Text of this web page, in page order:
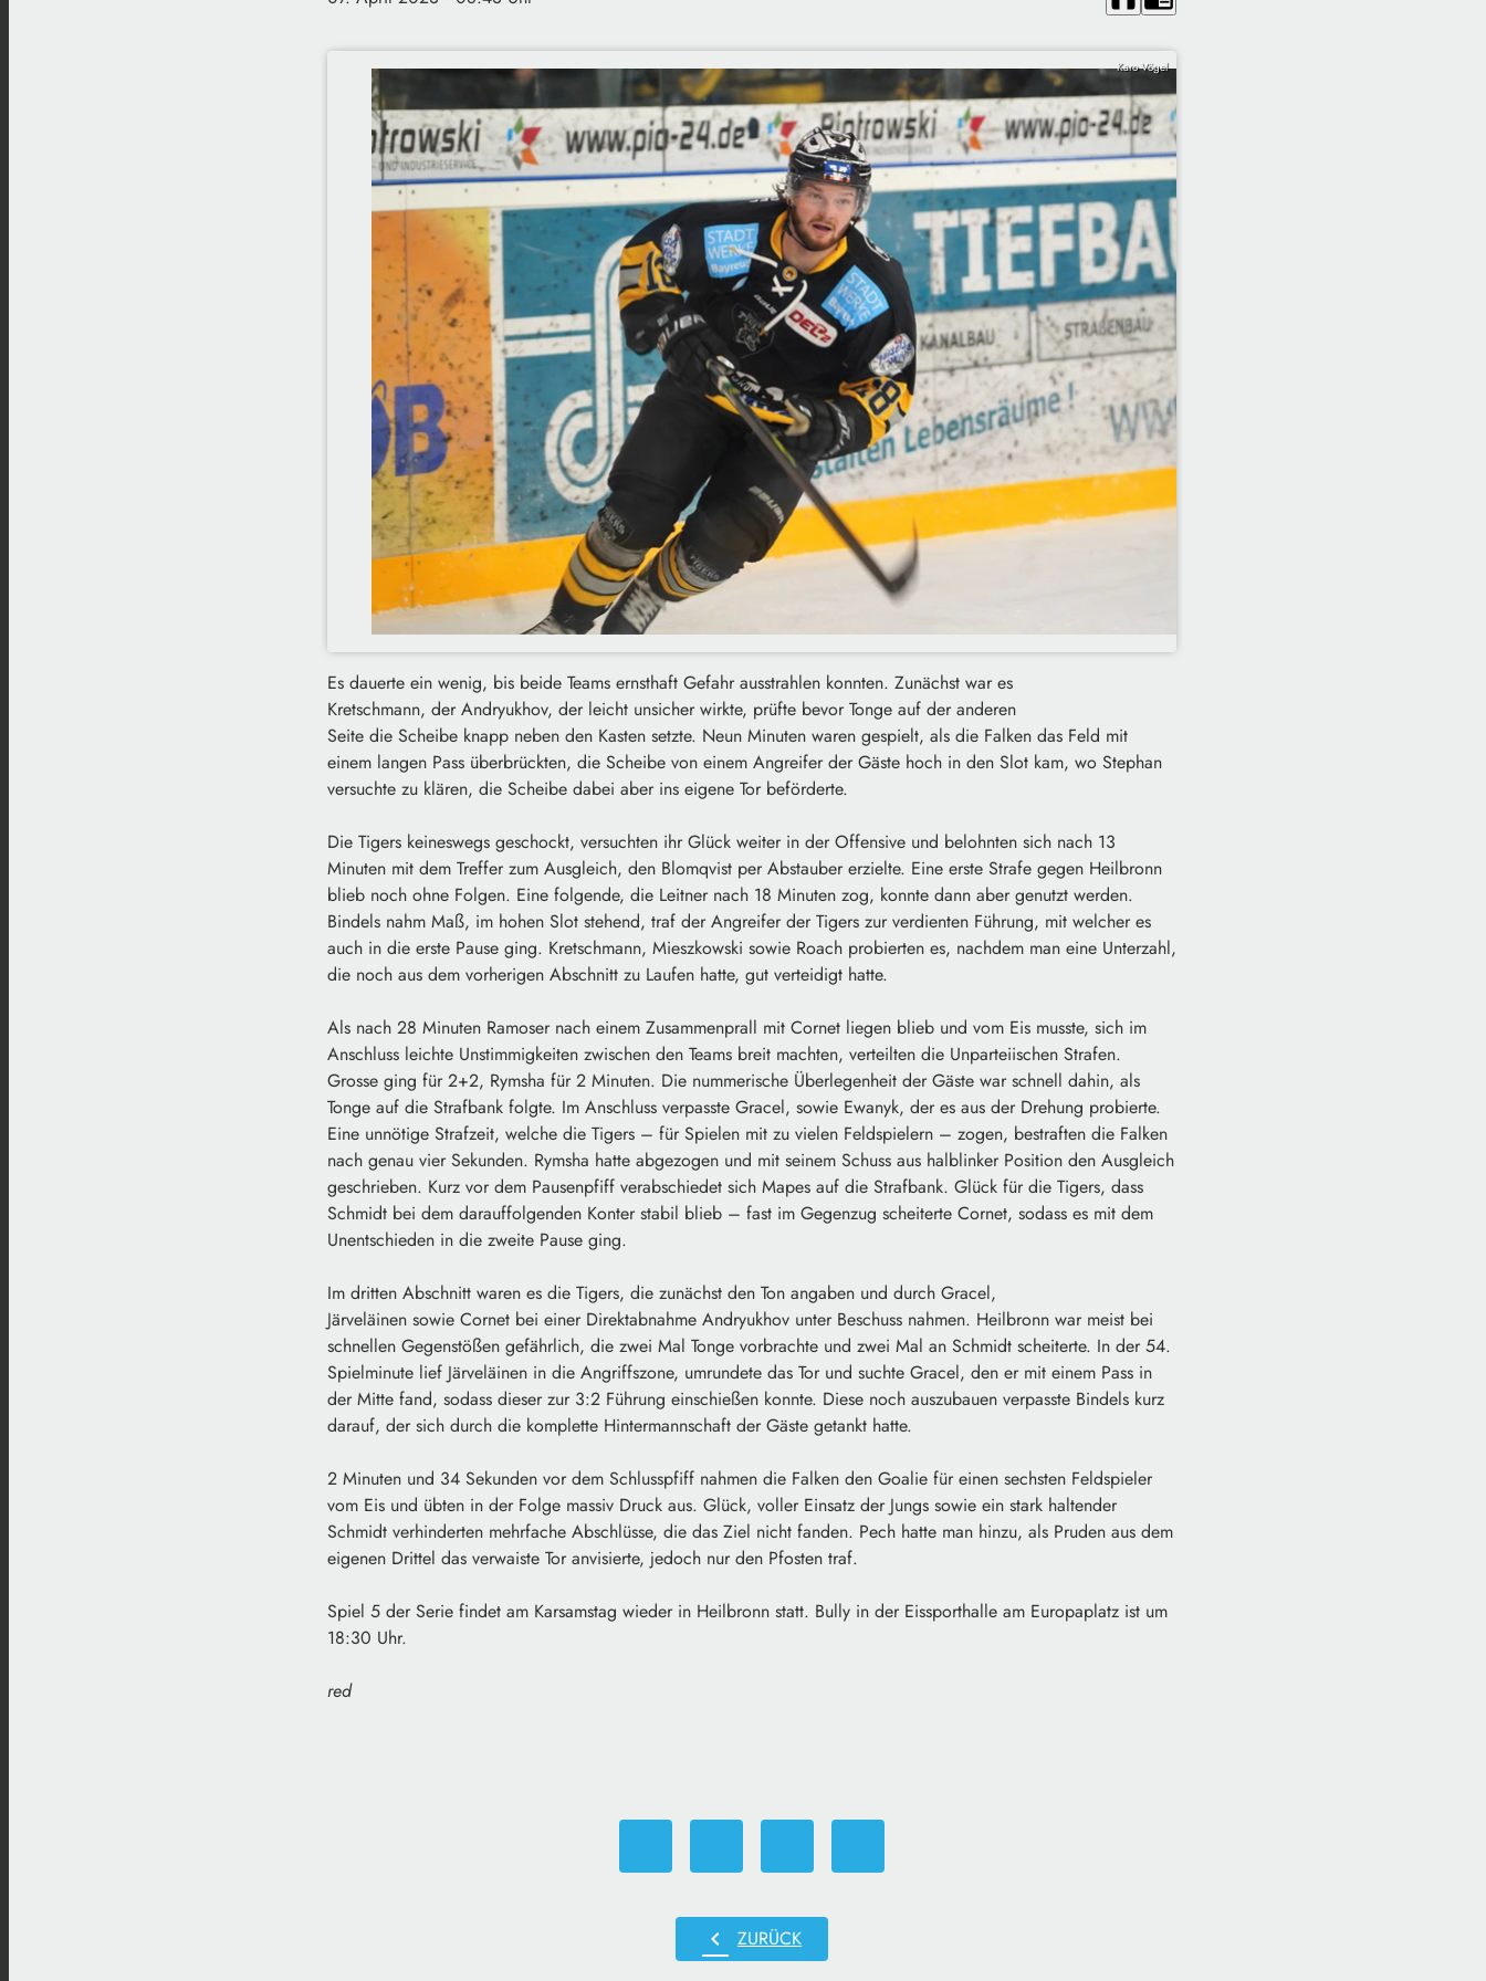
Karo Vögel
Es dauerte ein wenig, bis beide Teams ernsthaft Gefahr ausstrahlen konnten. Zunächst war es
Kretschmann, der Andryukhov, der leicht unsicher wirkte, prüfte bevor Tonge auf der anderen
Seite die Scheibe knapp neben den Kasten setzte. Neun Minuten waren gespielt, als die Falken das Feld mit
einem langen Pass überbrückten, die Scheibe von einem Angreifer der Gäste hoch in den Slot kam, wo Stephan
versuchte zu klären, die Scheibe dabei aber ins eigene Tor beförderte.
Die Tigers keineswegs geschockt, versuchten ihr Glück weiter in der Offensive und belohnten sich nach 13
Minuten mit dem Treffer zum Ausgleich, den Blomqvist per Abstauber erzielte. Eine erste Strafe gegen Heilbronn
blieb noch ohne Folgen. Eine folgende, die Leitner nach 18 Minuten zog, konnte dann aber genutzt werden.
Bindels nahm Maß, im hohen Slot stehend, traf der Angreifer der Tigers zur verdienten Führung, mit welcher es
auch in die erste Pause ging. Kretschmann, Mieszkowski sowie Roach probierten es, nachdem man eine Unterzahl,
die noch aus dem vorherigen Abschnitt zu Laufen hatte, gut verteidigt hatte.
Als nach 28 Minuten Ramoser nach einem Zusammenprall mit Cornet liegen blieb und vom Eis musste, sich im
Anschluss leichte Unstimmigkeiten zwischen den Teams breit machten, verteilten die Unparteiischen Strafen.
Grosse ging für 2+2, Rymsha für 2 Minuten. Die nummerische Überlegenheit der Gäste war schnell dahin, als
Tonge auf die Strafbank folgte. Im Anschluss verpasste Gracel, sowie Ewanyk, der es aus der Drehung probierte.
Eine unnötige Strafzeit, welche die Tigers – für Spielen mit zu vielen Feldspielern – zogen, bestraften die Falken
nach genau vier Sekunden. Rymsha hatte abgezogen und mit seinem Schuss aus halblinker Position den Ausgleich
geschrieben. Kurz vor dem Pausenpfiff verabschiedet sich Mapes auf die Strafbank. Glück für die Tigers, dass
Schmidt bei dem darauffolgenden Konter stabil blieb – fast im Gegenzug scheiterte Cornet, sodass es mit dem
Unentschieden in die zweite Pause ging.
Im dritten Abschnitt waren es die Tigers, die zunächst den Ton angaben und durch Gracel,
Järveläinen sowie Cornet bei einer Direktabnahme Andryukhov unter Beschuss nahmen. Heilbronn war meist bei
schnellen Gegenstößen gefährlich, die zwei Mal Tonge vorbrachte und zwei Mal an Schmidt scheiterte. In der 54.
Spielminute lief Järveläinen in die Angriffszone, umrundete das Tor und suchte Gracel, den er mit einem Pass in
der Mitte fand, sodass dieser zur 3:2 Führung einschießen konnte. Diese noch auszubauen verpasste Bindels kurz
darauf, der sich durch die komplette Hintermannschaft der Gäste getankt hatte.
2 Minuten und 34 Sekunden vor dem Schlusspfiff nahmen die Falken den Goalie für einen sechsten Feldspieler
vom Eis und übten in der Folge massiv Druck aus. Glück, voller Einsatz der Jungs sowie ein stark haltender
Schmidt verhinderten mehrfache Abschlüsse, die das Ziel nicht fanden. Pech hatte man hinzu, als Pruden aus dem
eigenen Drittel das verwaiste Tor anvisierte, jedoch nur den Pfosten traf.
Spiel 5 der Serie findet am Karsamstag wieder in Heilbronn statt. Bully in der Eissporthalle am Europaplatz ist um
18:30 Uhr.
red
chevron_left ZURÜCK